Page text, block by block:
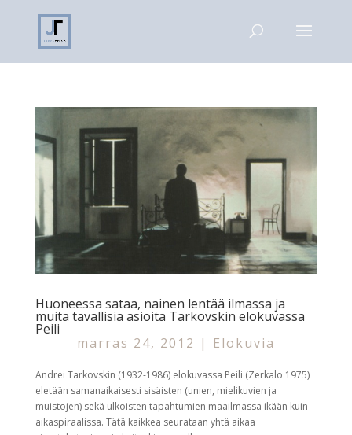
Huoneessa sataa, nainen lentää ilmassa ja
muita tavallisia asioita Tarkovskin elokuvassa
Peili
marras 24, 2012 | Elokuvia
Andrei Tarkovskin (1932-1986) elokuvassa Peili (Zerkalo 1975)
eletään samanaikaisesti sisäisten (unien, mielikuvien ja
muistojen) sekä ulkoisten tapahtumien maailmassa ikään kuin
aikaspiraalissa. Tätä kaikkea seurataan yhtä aikaa